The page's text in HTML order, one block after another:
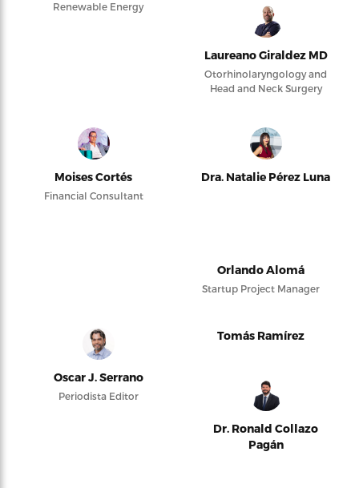
Renewable Energy
Laureano Giraldez MD
Otorhinolaryngology and
Head and Neck Surgery
Moises Cortés
Financial Consultant
Dra. Natalie Pérez Luna
Orlando Alomá
Startup Project Manager
Oscar J. Serrano
Periodista Editor
Tomás Ramírez
Dr. Ronald Collazo
Pagán